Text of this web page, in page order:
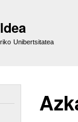
Unibertsitatea